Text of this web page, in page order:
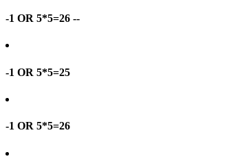
-1 OR 5*5=26 --
-1 OR 5*5=25
-1 OR 5*5=26